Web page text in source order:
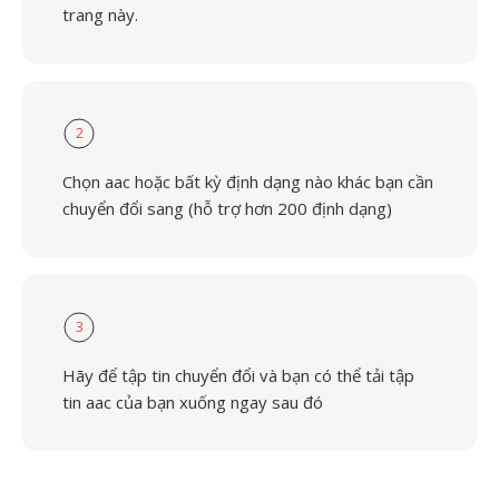
trang này.
2
Chọn aac hoặc bất kỳ định dạng nào khác bạn cần
chuyển đổi sang (hỗ trợ hơn 200 định dạng)
3
Hãy để tập tin chuyển đổi và bạn có thể tải tập
tin aac của bạn xuống ngay sau đó